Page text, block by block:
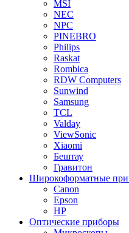
MSI
NEC
NPC
PINEBRO
Philips
Raskat
Rombica
RDW Computers
Sunwind
Samsung
TCL
Valday
ViewSonic
Xiaomi
Бештау
Гравитон
Широкоформатные
Canon
Epson
HP
Оптические приборы